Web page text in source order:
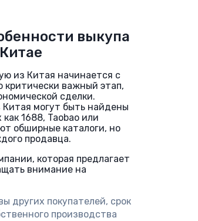
выкупа
из Китая начинается с
критически важный этап,
сделки.
могут быть найдены
1688, Taobao или
обширные каталоги, но
продавца.
которая предлагает
внимание на
других покупателей, срок
производства